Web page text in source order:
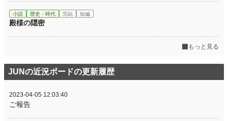
小説 歴史・時代 完結 短編
殿様の隠密
もっと見る
JUNの近況ボードの更新履歴
2023-04-05 12:03:40
ご報告